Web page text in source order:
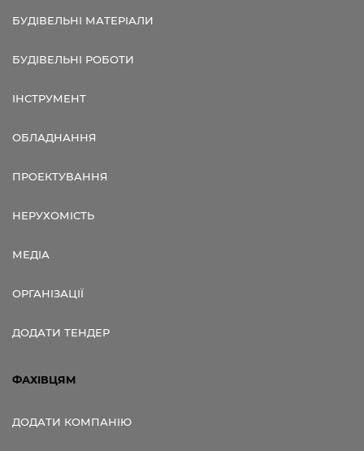
БУДІВЕЛЬНІ МАТЕРІАЛИ
БУДІВЕЛЬНІ РОБОТИ
ІНСТРУМЕНТ
ОБЛАДНАННЯ
ПРОЕКТУВАННЯ
НЕРУХОМІСТЬ
МЕДІА
ОРГАНІЗАЦІЇ
ДОДАТИ ТЕНДЕР
ФАХІВЦЯМ
ДОДАТИ КОМПАНІЮ